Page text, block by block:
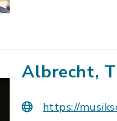
Albrecht,
https://